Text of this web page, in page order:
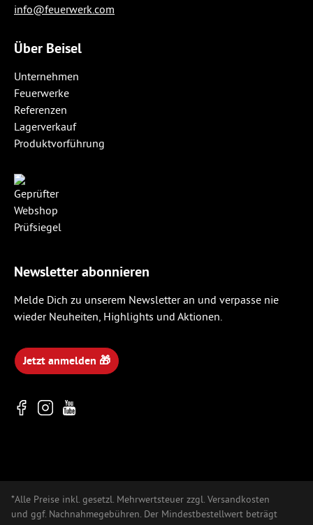
info@feuerwerk.com
Über Beisel
Unternehmen
Feuerwerke
Referenzen
Lagerverkauf
Produktvorführung
Newsletter abonnieren
Melde Dich zu unserem Newsletter an und verpasse nie
wieder Neuheiten, Highlights und Aktionen.
Jetzt anmelden 🎁
*Alle Preise inkl. gesetzl. Mehrwertsteuer zzgl. Versandkosten
und ggf. Nachnahmegebühren. Der Mindestbestellwert beträgt